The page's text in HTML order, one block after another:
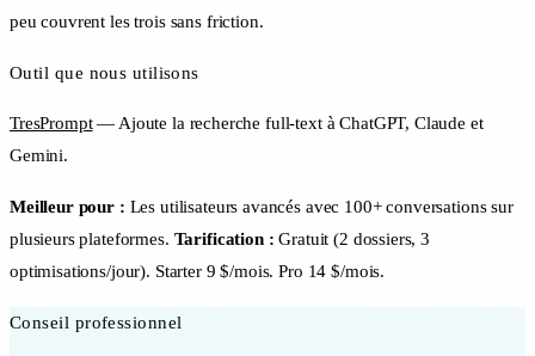
peu couvrent les trois sans friction.
Outil que nous utilisons
TresPrompt— Ajoute la recherche full-text à ChatGPT, Claude et
Gemini.
Meilleur pour : Les utilisateurs avancés avec 100+ conversations sur
plusieurs plateformes. Tarification : Gratuit (2 dossiers, 3
optimisations/jour). Starter 9 $/mois. Pro 14 $/mois.
Conseil professionnel